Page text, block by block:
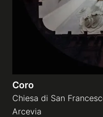
Coro
Chiesa di San
Arcevia